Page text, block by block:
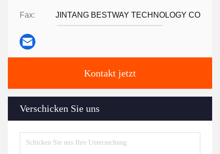
Fax: JINTANG BESTWAY TECHNOLOGY CO
Kontakt jetzt
Verschicken Sie uns